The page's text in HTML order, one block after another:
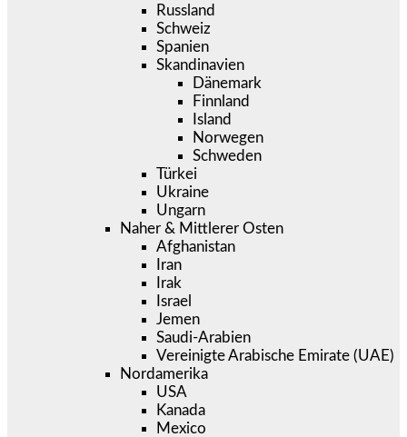
Russland
Schweiz
Spanien
Skandinavien
Dänemark
Finnland
Island
Norwegen
Schweden
Türkei
Ukraine
Ungarn
Naher & Mittlerer Osten
Afghanistan
Iran
Irak
Israel
Jemen
Saudi-Arabien
Vereinigte Arabische Emirate (UAE)
Nordamerika
USA
Kanada
Mexico